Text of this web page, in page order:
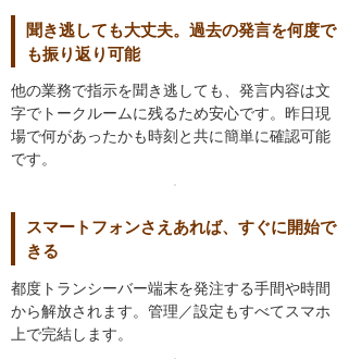
聞き逃しても大丈夫。過去の発言を何度で
も振り返り可能
他の業務で指示を聞き逃しても、発言内容は文
字でトークルームに残るため安心です。昨日現
場で何があったかも時刻と共に簡単に確認可能
です。
スマートフォンさえあれば、すぐに開始で
きる
都度トランシーバー端末を発注する手間や時間
から解放されます。管理／設定もすべてスマホ
上で完結します。